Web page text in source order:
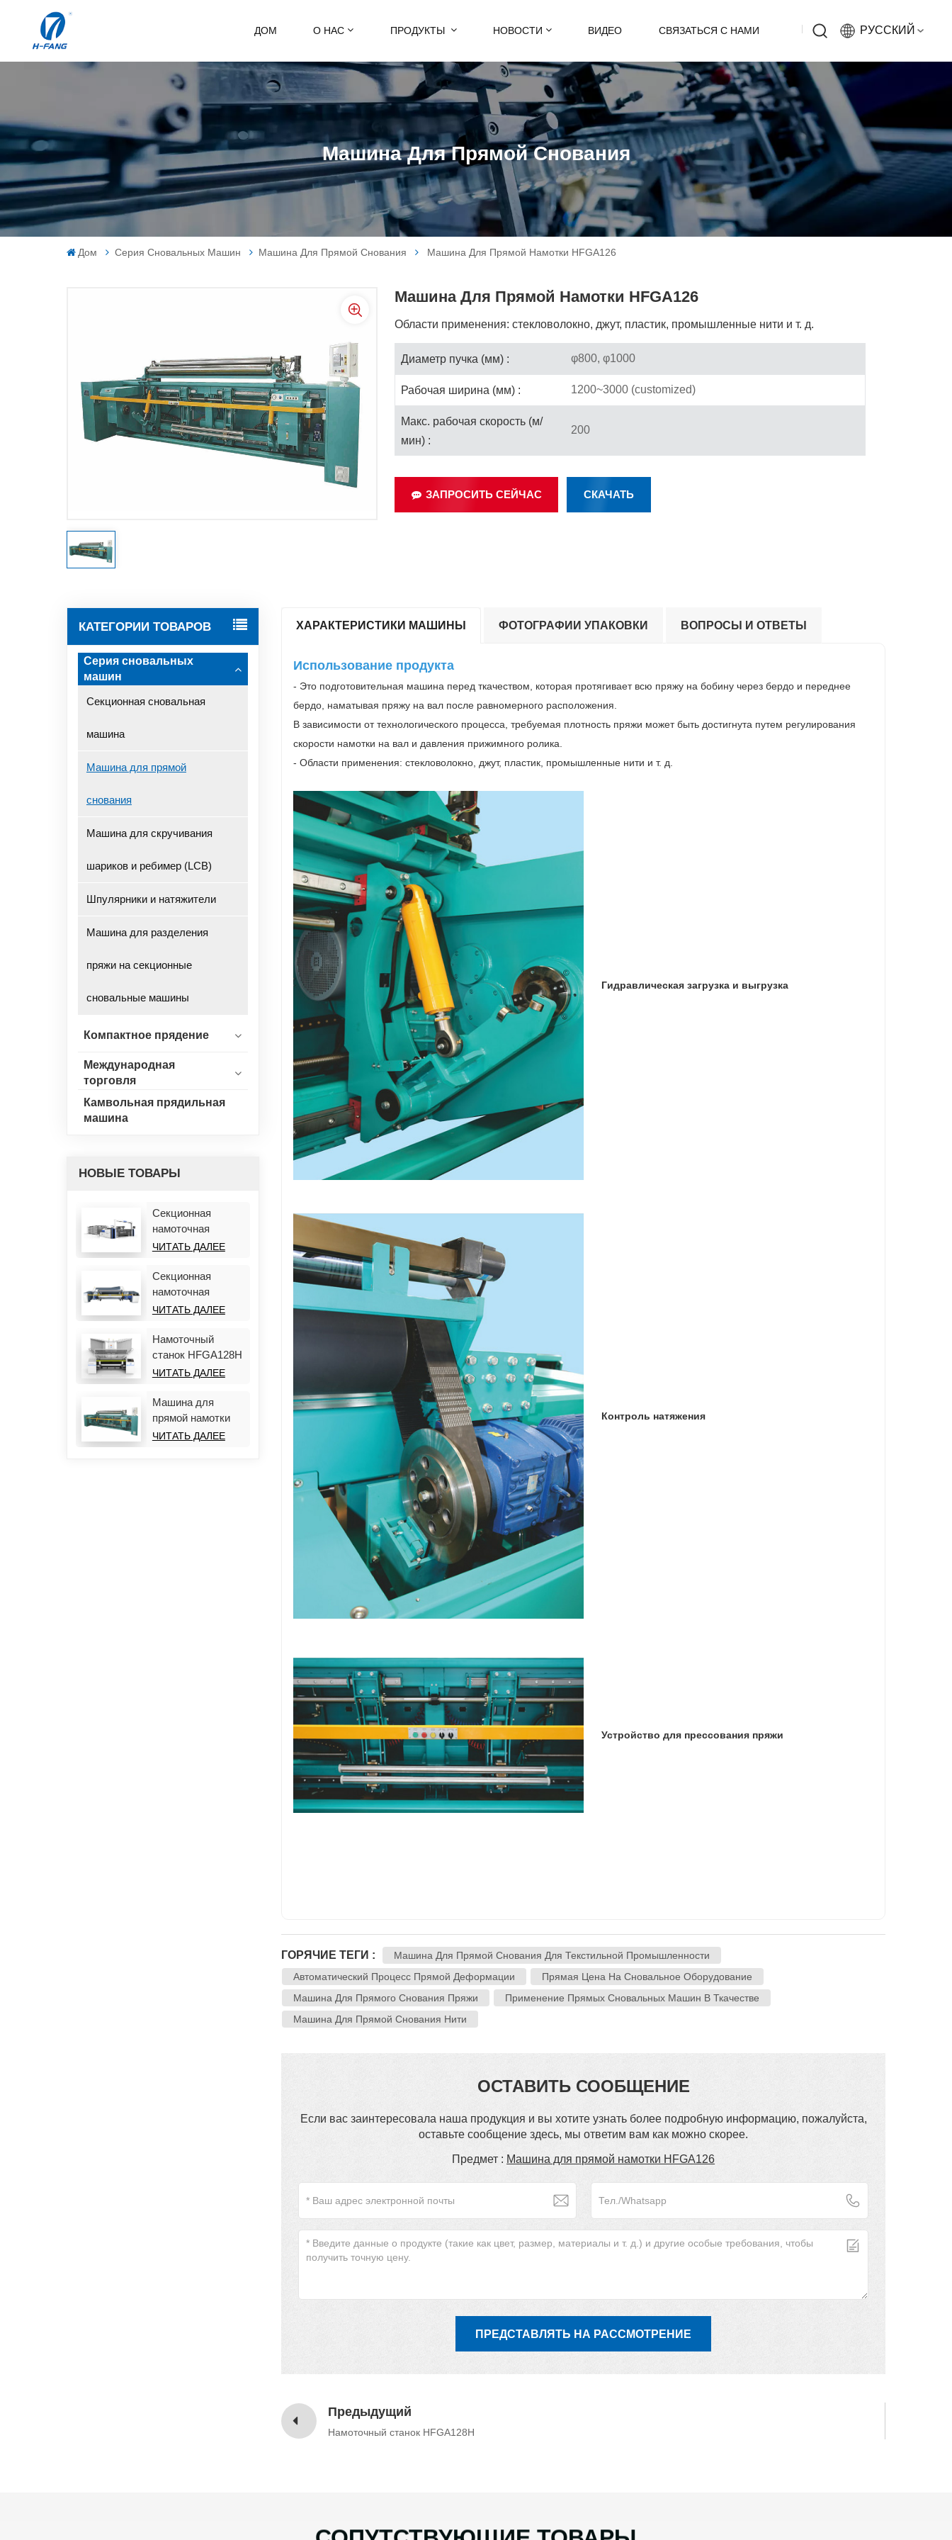
ДОМ О НАС ПРОДУКТЫ НОВОСТИ ВИДЕО СВЯЗАТЬСЯ С НАМИ РУССКИЙ
English
Русский
Español
中文
Машина Для Прямой Снования
Дом Серия Сновальных Машин Машина Для Прямой Снования Машина Для Прямой Намотки HFGA126
Машина Для Прямой Намотки HFGA126
Области применения: стекловолокно, джут, пластик, промышленные нити и т. д.
Диаметр пучка (мм) : φ800, φ1000
Рабочая ширина (мм) : 1200~3000 (customized)
Макс. рабочая скорость (м/
мин) :
200
ЗАПРОСИТЬ СЕЙЧАС СКАЧАТЬ
КАТЕГОРИИ ТОВАРОВ
Серия сновальных
машин
Секционная сновальная
машина
Машина для прямой
снования
Машина для скручивания
шариков и ребимер (LCB)
Шпулярники и натяжители
Машина для разделения
пряжи на секционные
сновальные машины
Компактное прядение
Международная
торговля
Камвольная прядильная
машина
НОВЫЕ ТОВАРЫ
Секционная
намоточная
машина HF928R
ЧИТАТЬ ДАЛЕЕ
Секционная
намоточная
машина HF988D-
ЧИТАТЬ ДАЛЕЕ
Намоточный
станок HFGA128H
ЧИТАТЬ ДАЛЕЕ
Машина для
прямой намотки
HFGA126
ЧИТАТЬ ДАЛЕЕ
ХАРАКТЕРИСТИКИ МАШИНЫ ФОТОГРАФИИ УПАКОВКИ ВОПРОСЫ И ОТВЕТЫ
Использование продукта
- Это подготовительная машина перед ткачеством, которая протягивает всю пряжу на бобину через бердо и переднее
бердо, наматывая пряжу на вал после равномерного расположения.
В зависимости от технологического процесса, требуемая плотность пряжи может быть достигнута путем регулирования
скорости намотки на вал и давления прижимного ролика.
- Области применения: стекловолокно, джут, пластик, промышленные нити и т. д.
Гидравлическая загрузка и выгрузка
Контроль натяжения
Устройство для прессования пряжи
ГОРЯЧИЕ ТЕГИ :
Машина Для Прямой Снования Для Текстильной Промышленности
Автоматический Процесс Прямой Деформации
Прямая Цена На Сновальное Оборудование
Машина Для Прямого Снования Пряжи
Применение Прямых Сновальных Машин В Ткачестве
Машина Для Прямой Снования Нити
ОСТАВИТЬ СООБЩЕНИЕ
Если вас заинтересовала наша продукция и вы хотите узнать более подробную информацию, пожалуйста,
оставьте сообщение здесь, мы ответим вам как можно скорее.
Предмет : Машина для прямой намотки HFGA126
ПРЕДСТАВЛЯТЬ НА РАССМОТРЕНИЕ
Предыдущий
Намоточный станок HFGA128H